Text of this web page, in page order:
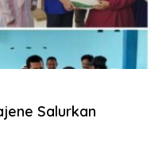
Salurkan